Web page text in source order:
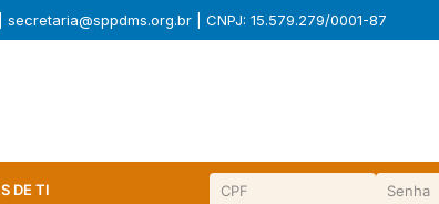
secretaria@sppdms.org.br | CNPJ: 15.579.279/0001-87
DE TI